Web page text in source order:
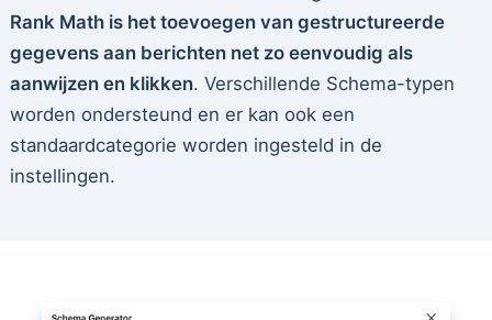
Rank Math is het toevoegen van gestructureerde
gegevens aan berichten net zo eenvoudig als
aanwijzen en klikken. Verschillende Schema-typen
worden ondersteund en er kan ook een
standaardcategorie worden ingesteld in de
instellingen.